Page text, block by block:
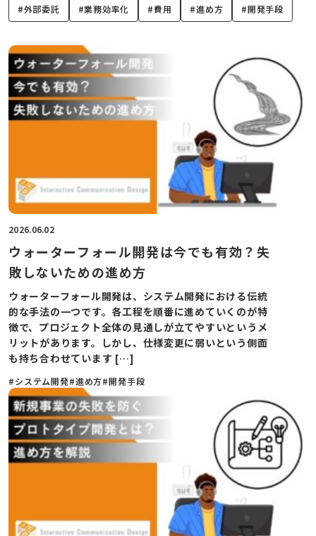
#外部委託 #業務効率化 #費用 #進め方 #開発手段
2026.06.02
ウォーターフォール開発は今でも有効？失
敗しないための進め方
ウォーターフォール開発は、システム開発における伝統
的な手法の一つです。各工程を順番に進めていくのが特
徴で、プロジェクト全体の見通しが立てやすいというメ
リットがあります。しかし、仕様変更に弱いという側面
も持ち合わせています […]
#システム開発#進め方#開発手段